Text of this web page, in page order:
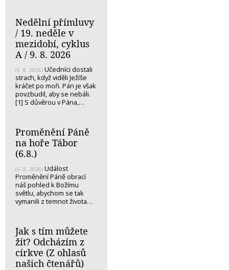
Nedělní přímluvy
/ 19. neděle v
mezidobí, cyklus
A / 9. 8. 2026
(5. 8. 2026) Učedníci dostali
strach, když viděli Ježíše
kráčet po moři. Pán je však
povzbudil, aby se nebáli.
[1] S důvěrou v Pána,…
Proměnění Páně
na hoře Tábor
(6.8.)
(5. 8. 2026) Událost
Proměnění Páně obrací
náš pohled k Božímu
světlu, abychom se tak
vymanili z temnot života…
Jak s tím můžete
žít? Odcházím z
církve (Z ohlasů
našich čtenářů)